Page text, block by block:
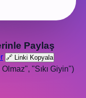
Paylaş
🔗 Linki Kopyala
"Sıkı Giyin")